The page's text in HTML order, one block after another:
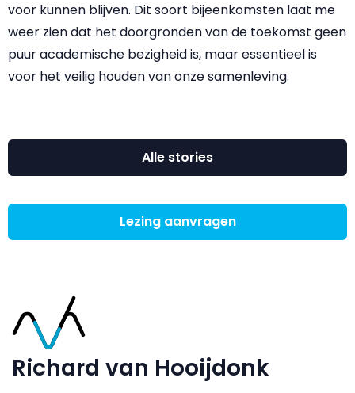
voor kunnen blijven. Dit soort bijeenkomsten laat me
weer zien dat het doorgronden van de toekomst geen
puur academische bezigheid is, maar essentieel is
voor het veilig houden van onze samenleving.
Alle stories
Lezing aanvragen
Richard van Hooijdonk